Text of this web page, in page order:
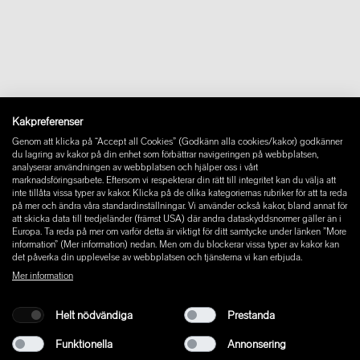
Instagram
Facebook
Pinterest
LinkedIn
YouTube
Kakpreferenser
Genom att klicka på “Accept all Cookies” (Godkänn alla cookies/kakor) godkänner
du lagring av kakor på din enhet som förbättrar navigeringen på webbplatsen,
analyserar användningen av webbplatsen och hjälper oss i vårt
marknadsföringsarbete. Eftersom vi respekterar din rätt till integritet kan du välja att
inte tillåta vissa typer av kakor. Klicka på de olika kategoriernas rubriker för att ta reda
på mer och ändra våra standardinställningar. Vi använder också kakor, bland annat för
att skicka data till tredjeländer (främst USA) där andra dataskyddsnormer gäller än i
Europa. Ta reda på mer om varför detta är viktigt för ditt samtycke under länken ”More
information” (Mer information) nedan. Men om du blockerar vissa typer av kakor kan
det påverka din upplevelse av webbplatsen och tjänsterna vi kan erbjuda.
Mer information
Helt nödvändiga Prestanda
Funktionella Annonsering